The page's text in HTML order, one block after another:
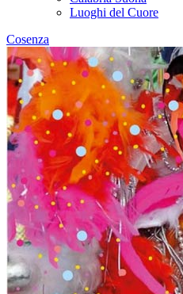
Luoghi del Cuore
Cosenza